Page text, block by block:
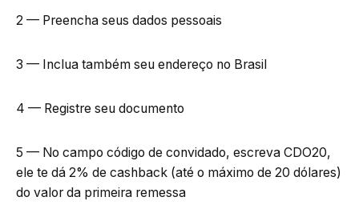
2 — Preencha seus dados pessoais
3 — Inclua também seu endereço no Brasil
4 — Registre seu documento
5 — No campo código de convidado, escreva CDO20,
ele te dá 2% de cashback (até o máximo de 20 dólares)
do valor da primeira remessa